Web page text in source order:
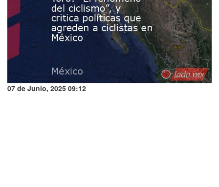
07 de Junio, 2025 09:12